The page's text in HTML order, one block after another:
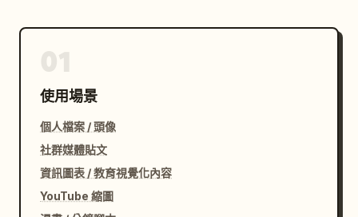
使用場景
個人檔案 / 頭像
社群媒體貼文
資訊圖表 / 教育視覺化內容
YouTube 縮圖